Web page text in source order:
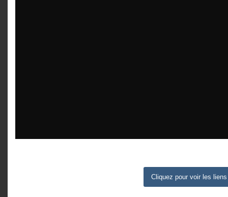
Cliquez pour voir les liens